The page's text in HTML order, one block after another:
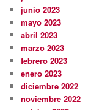
junio 2023
mayo 2023
abril 2023
marzo 2023
febrero 2023
enero 2023
diciembre 2022
noviembre 2022